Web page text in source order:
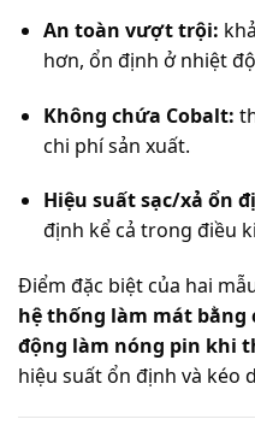
An toàn vượt trội:
hơn, ổn định ở nhiệt
Không chứa Cobalt:
chi phí sản xuất.
Hiệu suất sạc/xả ổn
định kể cả trong điều
Điểm đặc biệt của hai
hệ thống làm mát bằng
động làm nóng pin khi
hiệu suất ổn định và kéo